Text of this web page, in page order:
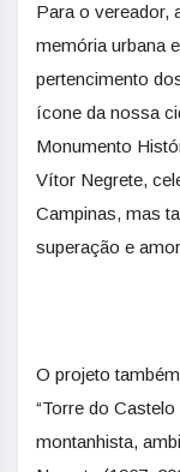
Para o vereador,
memória urbana
pertencimento
ícone da nossa
Monumento
Vítor Negrete,
Campinas, mas
superação e
O projeto
“Torre do
montanhista,